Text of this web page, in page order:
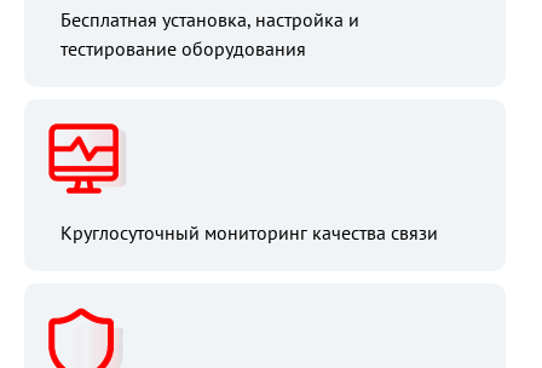
Бесплатная установка, настройка и
тестирование оборудования
Круглосуточный мониторинг качества связи